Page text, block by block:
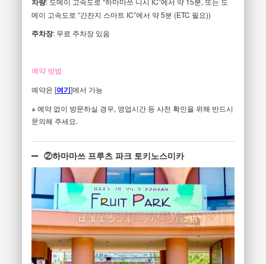
메이 고속도로 “간잔지 스마트 IC”에서 약 5분 (ETC 필요))
주차장: 무료 주차장 있음
예약 방법
예약은 [여기]에서 가능
※ 예약 없이 방문하실 경우, 영업시간 등 사전 확인을 위해 반드시
문의해 주세요.
②하마마쓰 프루츠 파크 토키노스미카